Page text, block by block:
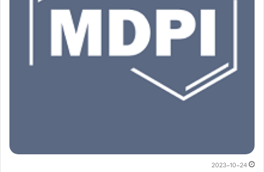
2023-10-24